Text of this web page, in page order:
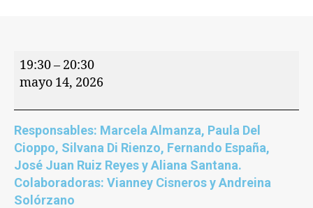
19:30– 20:30
mayo 14, 2026
Responsables: Marcela Almanza, Paula Del
Cioppo, Silvana Di Rienzo, Fernando España,
José Juan Ruiz Reyes y Aliana Santana.
Colaboradoras: Vianney Cisneros y Andreina
Solórzano